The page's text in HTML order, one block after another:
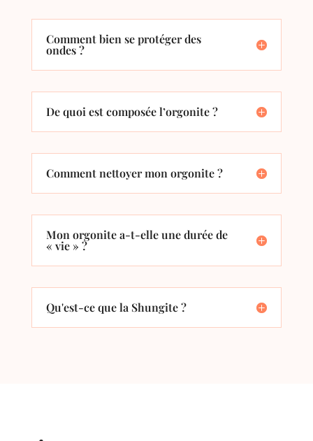
Comment bien se protéger des
ondes ?
De quoi est composée l’orgonite ?
Comment nettoyer mon orgonite ?
Mon orgonite a-t-elle une durée de
« vie » ?
Qu'est-ce que la Shungite ?